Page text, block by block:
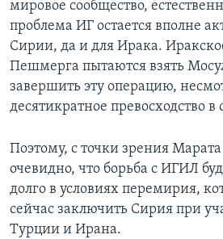
мировое сообщество,
проблема ИГ остается вполне
Сирии, да и для Ирака.
Пешмерга пытаются взять
завершить эту операцию,
десятикратное превосходство в
Поэтому, с точки зрения
очевидно, что борьба с ИГИЛ
долго в условиях перемирия,
сейчас заключить Сирия при
Турции и Ирана.